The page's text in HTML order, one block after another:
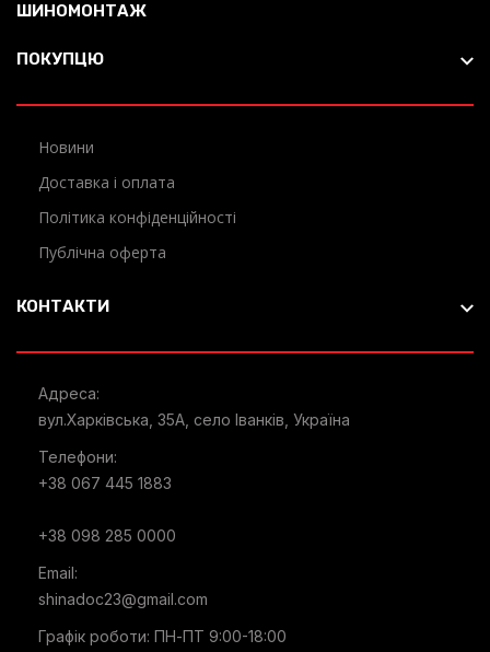
КОНТАКТИ
Адреса:
вул.Харківська, 35А, село Іванків, Україна
Телефони:
+38 067 445 1883
+38 098 285 0000
Email:
shinadoc23@gmail.com
Графік роботи: ПН-ПТ 9:00-18:00
ШИНОМОНТАЖ
ПОКУПЦЮ
Новини
Доставка і оплата
Політика конфіденційності
Публічна оферта